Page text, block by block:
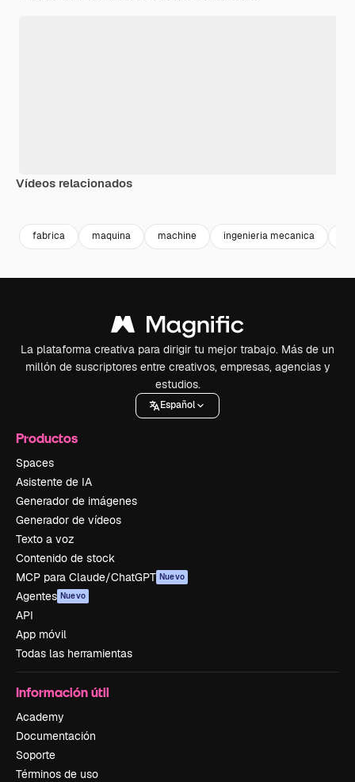
Vídeos relacionados
fabrica maquina machine ingenieria mecanica
La plataforma creativa para dirigir tu mejor trabajo. Más de un
millón de suscriptores entre creativos, empresas, agencias y
estudios.
Español
Productos
Spaces
Asistente de IA
Generador de imágenes
Generador de vídeos
Texto a voz
Contenido de stock
MCP para Claude/ChatGPT Nuevo
Agentes Nuevo
API
App móvil
Todas las herramientas
Información útil
Academy
Documentación
Soporte
Términos de uso